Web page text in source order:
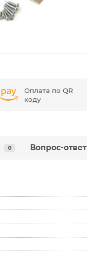
Оплата по QR
коду
0 Вопрос-ответ